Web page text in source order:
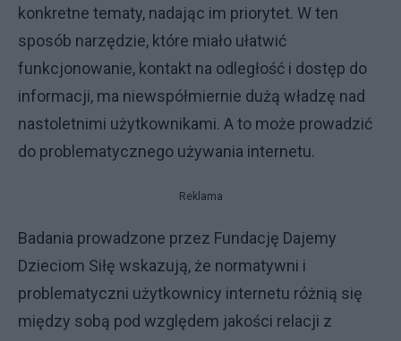
konkretne tematy, nadając im priorytet. W ten
sposób narzędzie, które miało ułatwić
funkcjonowanie, kontakt na odległość i dostęp do
informacji, ma niewspółmiernie dużą władzę nad
nastoletnimi użytkownikami. A to może prowadzić
do problematycznego używania internetu.
Reklama
Badania prowadzone przez Fundację Dajemy
Dzieciom Siłę wskazują, że normatywni i
problematyczni użytkownicy internetu różnią się
między sobą pod względem jakości relacji z